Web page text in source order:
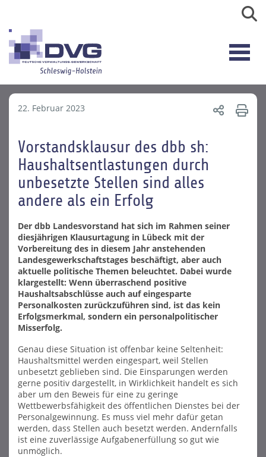
22. Februar 2023
Vorstandsklausur des dbb sh:
Haushaltsentlastungen durch
unbesetzte Stellen sind alles
andere als ein Erfolg
Der dbb Landesvorstand hat sich im Rahmen seiner
diesjährigen Klausurtagung in Lübeck mit der
Vorbereitung des in diesem Jahr anstehenden
Landesgewerkschaftstages beschäftigt, aber auch
aktuelle politische Themen beleuchtet. Dabei wurde
klargestellt: Wenn überraschend positive
Haushaltsabschlüsse auch auf eingesparte
Personalkosten zurückzuführen sind, ist das kein
Erfolgsmerkmal, sondern ein personalpolitischer
Misserfolg.
Genau diese Situation ist offenbar keine Seltenheit:
Haushaltsmittel werden eingespart, weil Stellen
unbesetzt geblieben sind. Die Einsparungen werden
gerne positiv dargestellt, in Wirklichkeit handelt es sich
aber um den Beweis für eine zu geringe
Wettbewerbsfähigkeit des öffentlichen Dienstes bei der
Personalgewinnung. Es muss viel mehr dafür getan
werden, dass Stellen auch besetzt werden. Andernfalls
ist eine zuverlässige Aufgabenerfüllung so gut wie
unmöglich.